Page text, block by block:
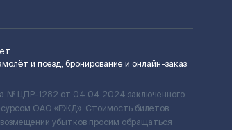
и поезд, бронирование и онлайн-заказ
№ ЦПР-1282 от 04.04.2024 заключенного
ОАО «РЖД». Стоимость билетов
убытков просим обращаться